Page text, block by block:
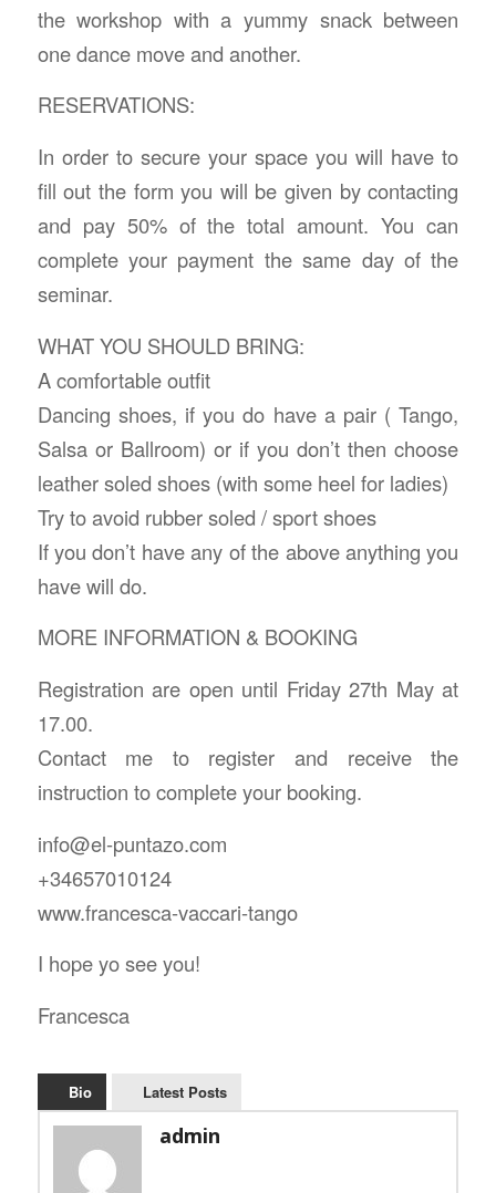
the workshop with a yummy snack between
one dance move and another.
RESERVATIONS:
In order to secure your space you will have to
fill out the form you will be given by contacting
and pay 50% of the total amount. You can
complete your payment the same day of the
seminar.
WHAT YOU SHOULD BRING:
A comfortable outfit
Dancing shoes, if you do have a pair ( Tango,
Salsa or Ballroom) or if you don’t then choose
leather soled shoes (with some heel for ladies)
Try to avoid rubber soled / sport shoes
If you don’t have any of the above anything you
have will do.
MORE INFORMATION & BOOKING
Registration are open until Friday 27th May at
17.00.
Contact me to register and receive the
instruction to complete your booking.
info@el-puntazo.com
+34657010124
www.francesca-vaccari-tango
I hope yo see you!
Francesca
Bio Latest Posts
admin